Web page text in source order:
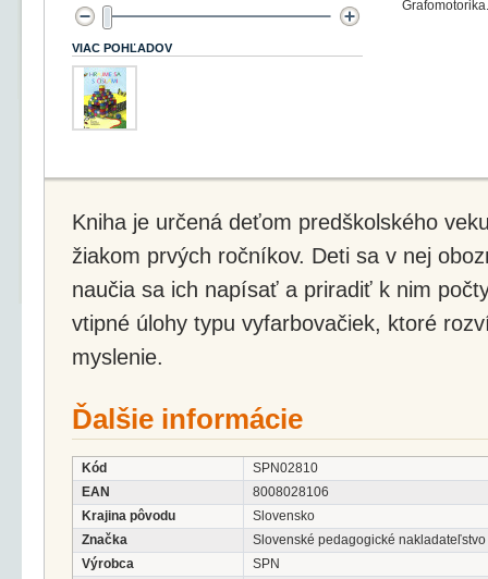
Grafomotorika.
VIAC POHĽADOV
Kniha je určená deťom predškolského
žiakom prvých ročníkov. Deti sa v nej
naučia sa ich napísať a priradiť k nim
vtipné úlohy typu vyfarbovačiek, ktoré
myslenie.
Ďalšie informácie
Kód
SPN02810
EAN
8008028106
Krajina pôvodu
Slovensko
Značka
Slovenské pedagogické nakladateľstvo
Výrobca
SPN